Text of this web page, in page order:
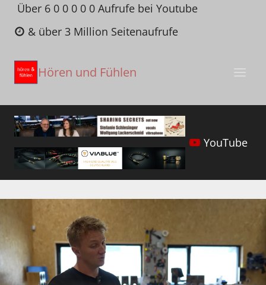
Zum
Inhalt
springen
Über 6 0 0 0 0 0 Aufrufe bei Youtube
& über 3 Million Seitenaufrufe
Hören und Fühlen
YouTube